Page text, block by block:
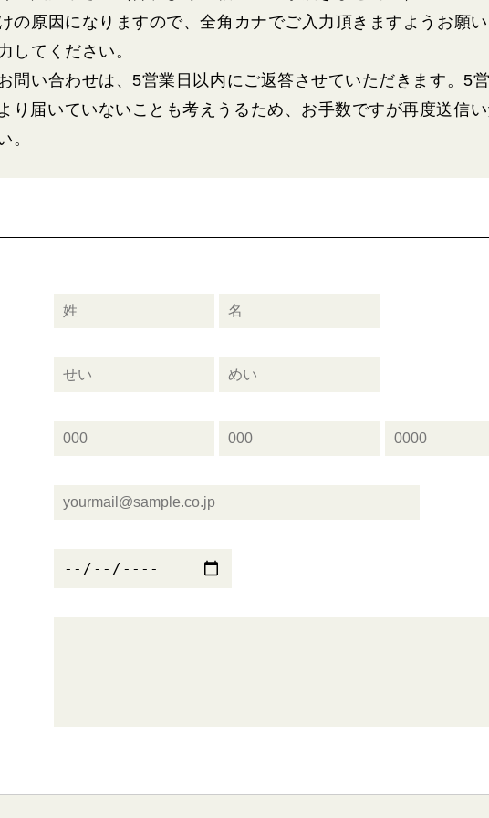
の原因になりますので、全角カナでご入力頂きますようお願い
してください。
問い合わせは、5営業日以内にご返答させていただきます。5
り届いていないことも考えうるため、お手数ですが再度送信
。